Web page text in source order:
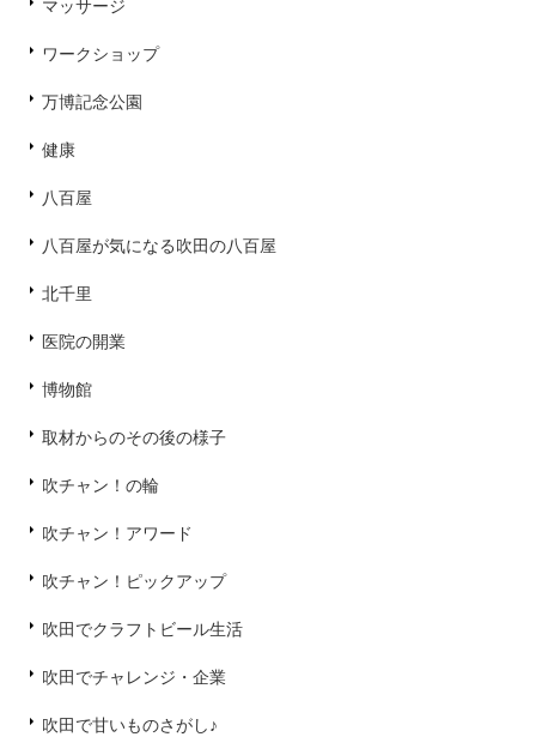
マッサージ
ワークショップ
万博記念公園
健康
八百屋
八百屋が気になる吹田の八百屋
北千里
医院の開業
博物館
取材からのその後の様子
吹チャン！の輪
吹チャン！アワード
吹チャン！ピックアップ
吹田でクラフトビール生活
吹田でチャレンジ・企業
吹田で甘いものさがし♪